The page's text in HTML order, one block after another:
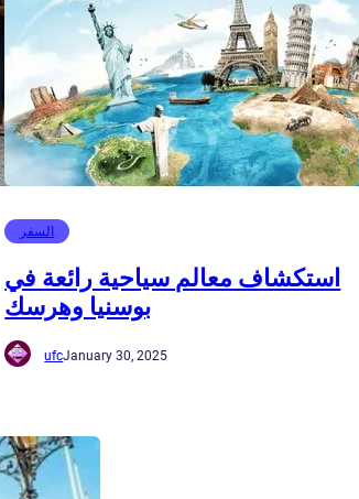
السفر
استكشاف معالم سياحية رائعة في
بوسنيا وهرسك
ufcJanuary 30, 2025